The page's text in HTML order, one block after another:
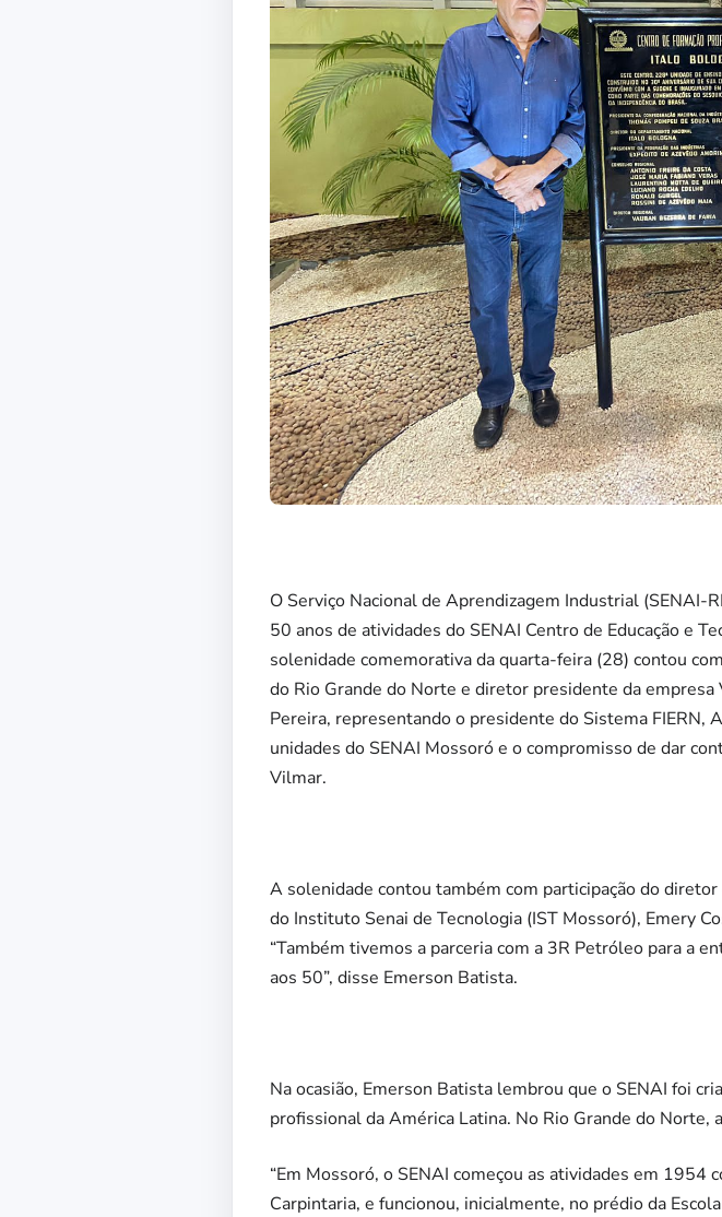
O Serviço Nacional de Aprendizagem Industrial (SENAI-
50 anos de atividades do SENAI Centro de Educação e
solenidade comemorativa da quarta-feira (28) contou
do Rio Grande do Norte e diretor presidente da
Pereira, representando o presidente do Sistema FIERN,
unidades do SENAI Mossoró e o compromisso de dar
Vilmar.
A solenidade contou também com participação do
do Instituto Senai de Tecnologia (IST Mossoró), Emery
“Também tivemos a parceria com a 3R Petróleo para a
aos 50”, disse Emerson Batista.
Na ocasião, Emerson Batista lembrou que o SENAI foi
profissional da América Latina. No Rio Grande do
“Em Mossoró, o SENAI começou as atividades em 1954
Carpintaria, e funcionou, inicialmente, no prédio da